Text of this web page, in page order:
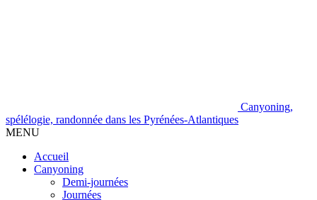
Canyoning,
spélélogie, randonnée dans les Pyrénées-Atlantiques
MENU
Accueil
Canyoning
Demi-journées
Journées